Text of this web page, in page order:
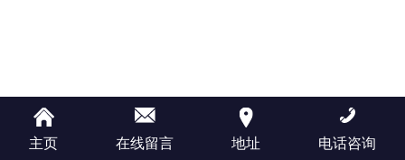
主页 在线留言 地址 电话咨询